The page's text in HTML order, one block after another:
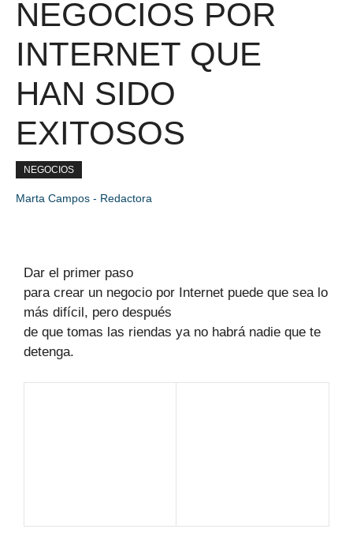
NEGOCIOS POR
INTERNET QUE
HAN SIDO
EXITOSOS
NEGOCIOS
Marta Campos - Redactora
Dar el primer paso
para crear un negocio por Internet puede que sea lo
más difícil, pero después
de que tomas las riendas ya no habrá nadie que te
detenga.